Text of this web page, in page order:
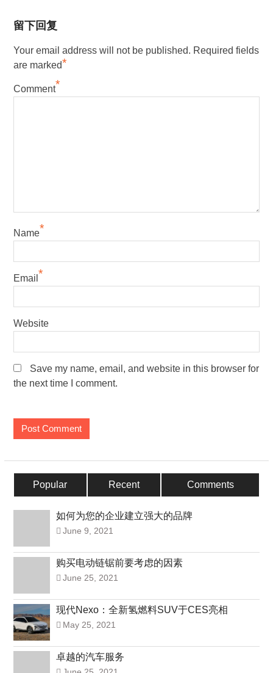
留下回复
Your email address will not be published. Required fields
are marked*
Comment*
Name*
Email *
Website
Save my name, email, and website in this browser for
the next time I comment.
Popular Recent Comments
如何为您的企业建立强大的品牌
June 9, 2021
购买电动链锯前要考虑的因素
June 25, 2021
现代Nexo：全新氢燃料SUV于CES亮相
May 25, 2021
卓越的汽车服务